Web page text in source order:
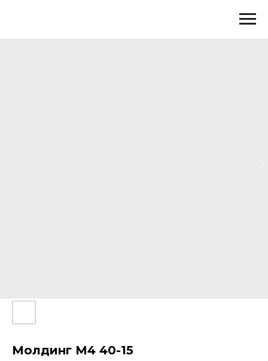
Молдинг М4 40-15